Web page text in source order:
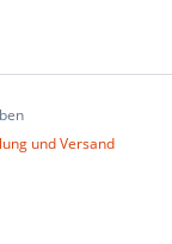
und Versand